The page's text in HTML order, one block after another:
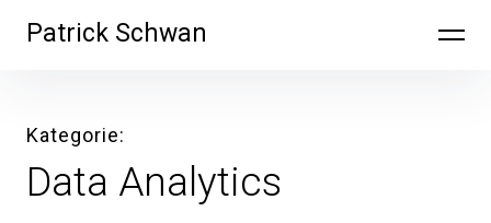
überspringen
Patrick Schwan
Kategorie
Data Analytics